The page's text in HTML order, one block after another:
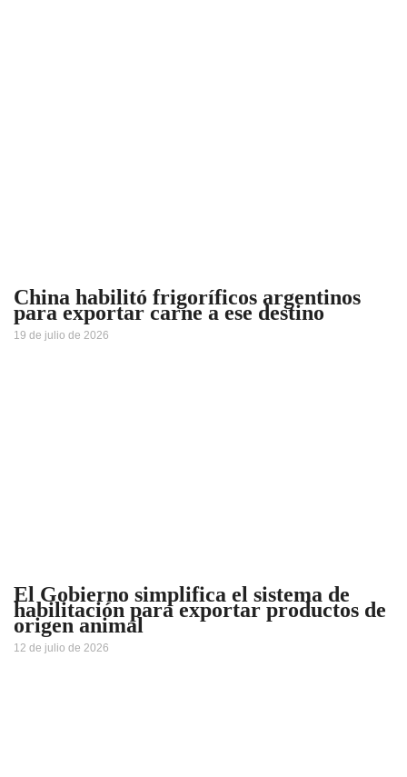
China habilitó frigoríficos argentinos
para exportar carne a ese destino
19 de julio de 2026
El Gobierno simplifica el sistema de
habilitación para exportar productos de
origen animal
12 de julio de 2026